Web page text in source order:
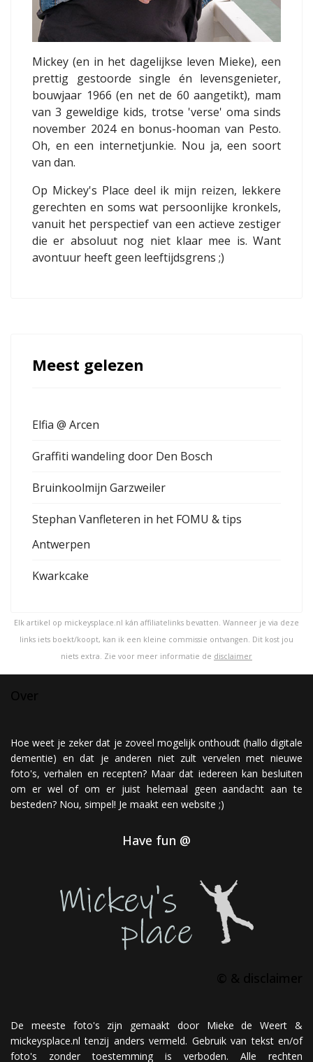
Mickey (en in het dagelijkse leven Mieke), een
prettig gestoorde single én levensgenieter,
bouwjaar 1966 (en net de 60 aangetikt), mam
van 3 geweldige kids, trotse 'verse' oma sinds
november 2024 en bonus-hooman van Pesto.
Oh, en een internetjunkie. Nou ja, een soort
van dan.
Op Mickey's Place deel ik mijn reizen, lekkere
gerechten en soms wat persoonlijke kronkels,
vanuit het perspectief van een actieve zestiger
die er absoluut nog niet klaar mee is. Want
avontuur heeft geen leeftijdsgrens ;)
Meest gelezen
Elfia @ Arcen
Graffiti wandeling door Den Bosch
Bruinkoolmijn Garzweiler
Stephan Vanfleteren in het FOMU & tips
Antwerpen
Kwarkcake
Elk artikel op mickeysplace.nl kán affiliatelinks bevatten. Wanneer je via deze
links iets boekt/koopt, kan ik een kleine commissie ontvangen. Dit kost jou
niets extra. Zie voor meer informatie de disclaimer
Hoe weet je zeker dat je zoveel mogelijk onthoudt (hallo digitale
dementie) en dat je anderen niet zult vervelen met nieuwe
foto's, verhalen en recepten? Maar dat iedereen kan besluiten
om er wel of om er juist helemaal geen aandacht aan te
besteden? Nou, simpel! Je maakt een website ;)
Have fun @
De meeste foto's zijn gemaakt door Mieke de Weert &
mickeysplace.nl tenzij anders vermeld. Gebruik van tekst en/of
foto's zonder toestemming is verboden. Alle rechten